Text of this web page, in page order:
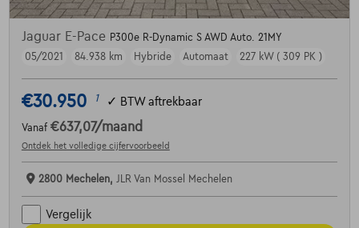
Jaguar E-Pace P300e R-Dynamic S AWD Auto. 21MY
05/2021
84.938 km Hybride Automaat 227 kW ( 309 PK )
€30.950 1 ✓ BTW aftrekbaar
Vanaf €637,07/maand
Ontdek het volledige cijfervoorbeeld
2800 Mechelen, JLR Van Mossel Mechelen
Vergelijk